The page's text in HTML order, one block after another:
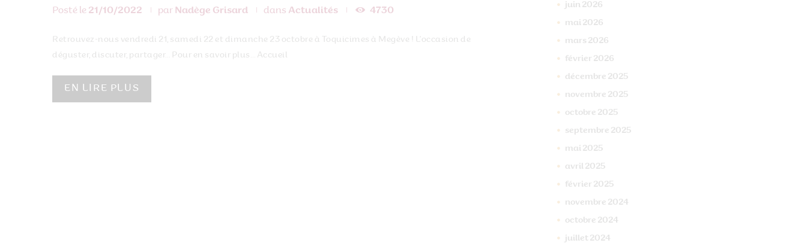
Posté le 21/10/2022 par Nadège Grisard dans Actualités 4730
Retrouvez-nous vendredi 21, samedi 22 et dimanche 23 octobre à Toquicimes à Megève ! L’occasion de
déguster, discuter, partager… Pour en savoir plus… Accueil
EN LIRE PLUS
juin 2026
mai 2026
mars 2026
février 2026
décembre 2025
novembre 2025
octobre 2025
septembre 2025
mai 2025
avril 2025
février 2025
novembre 2024
octobre 2024
juillet 2024